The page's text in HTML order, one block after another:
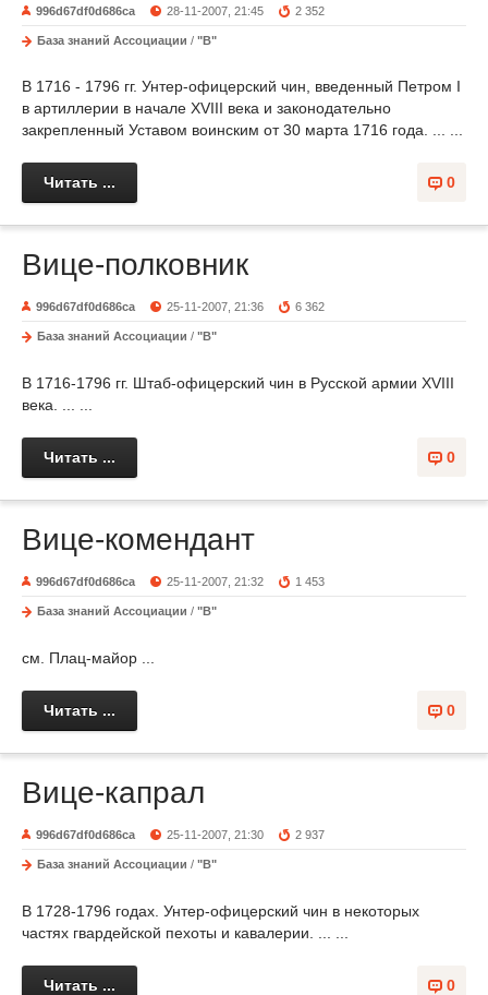
996d67df0d686ca 28-11-2007, 21:45 2 352
База знаний Ассоциации / "В"
В 1716 - 1796 гг. Унтер-офицерский чин, введен­ный Петром I
в артиллерии в начале XVIII века и законодательно
закрепленный Уставом воинским от 30 марта 1716 года. ... ...
0
Читать ...
Вице-полковник
996d67df0d686ca 25-11-2007, 21:36 6 362
База знаний Ассоциации / "В"
В 1716-1796 гг. Штаб-офицерский чин в Русской армии XVIII
века. ... ...
0
Читать ...
Вице-комендант
996d67df0d686ca 25-11-2007, 21:32 1 453
База знаний Ассоциации / "В"
см. Плац-майор ...
0
Читать ...
Вице-капрал
996d67df0d686ca 25-11-2007, 21:30 2 937
База знаний Ассоциации / "В"
В 1728-1796 годах. Унтер-офицерский чин в некоторых
частях гвардейской пехоты и кавалерии. ... ...
0
Читать ...